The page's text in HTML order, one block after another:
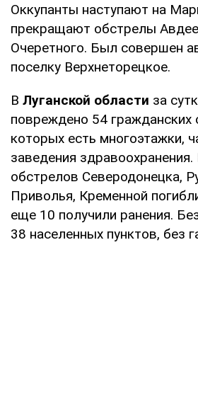
Оккупанты наступают на
прекращают обстрелы
Очеретного. Был совершен
поселку Верхнеторецкое.
В Луганской области за
повреждено 54 гражданских
которых есть многоэтажки,
заведения здравоохранения.
обстрелов Северодонецка,
Приволья, Кременной
еще 10 получили ранения.
38 населенных пунктов, без